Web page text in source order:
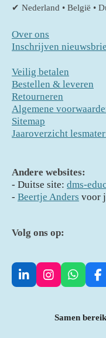
✔ Nederland • België •
Over ons
Inschrijven
Veilig betalen
Bestellen & leveren
Retourneren
Algemene
Sitemap
Jaaroverzicht
Andere websites:
- Duitse site: dms-
- Beertje Anders voor
Volg ons op:
L
I
W
F
e
Samen